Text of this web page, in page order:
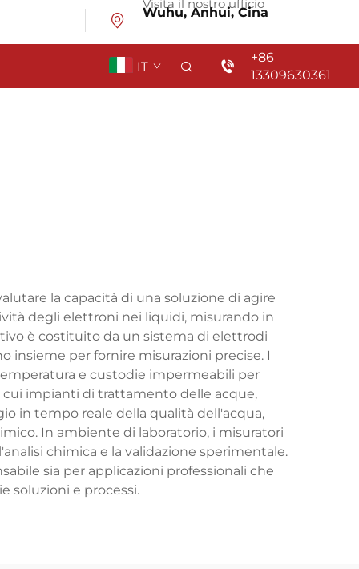
Visita il nostro ufficio
Wuhu, Anhui, Cina
IT
+86
13309630361
la capacità di una soluzione di agire
degli elettroni nei liquidi, misurando in
è costituito da un sistema di elettrodi
insieme per fornire misurazioni precise. I
e custodie impermeabili per
impianti di trattamento delle acque,
in tempo reale della qualità dell'acqua,
In ambiente di laboratorio, i misuratori
chimica e la validazione sperimentale.
sia per applicazioni professionali che
soluzioni e processi.